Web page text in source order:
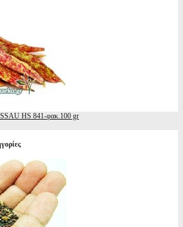
HS 841-φακ.100 gr